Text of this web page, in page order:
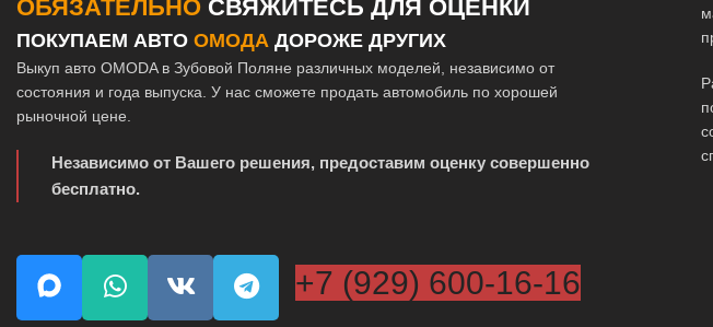
ОБЯЗАТЕЛЬНО СВЯЖИТЕСЬ ДЛЯ ОЦЕНКИ
ПОКУПАЕМ АВТО ОМОДА ДОРОЖЕ ДРУГИХ
Выкуп авто OMODA в Зубовой Поляне различных моделей, независимо от
состояния и года выпуска. У нас сможете продать автомобиль по хорошей
рыночной цене.
Независимо от Вашего решения, предоставим оценку совершенно
бесплатно.
+7 (929) 600-16-16